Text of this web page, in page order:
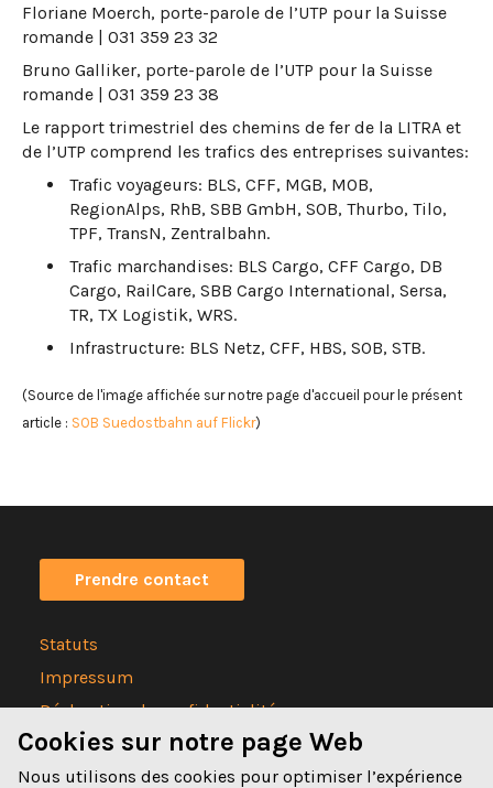
Floriane Moerch, porte-parole de l’UTP pour la Suisse
romande | 031 359 23 32
Bruno Galliker, porte-parole de l’UTP pour la Suisse
romande | 031 359 23 38
Le rapport trimestriel des chemins de fer de la LITRA et
de l’UTP comprend les trafics des entreprises suivantes:
Trafic voyageurs: BLS, CFF, MGB, MOB,
RegionAlps, RhB, SBB GmbH, SOB, Thurbo, Tilo,
TPF, TransN, Zentralbahn.
Trafic marchandises: BLS Cargo, CFF Cargo, DB
Cargo, RailCare, SBB Cargo International, Sersa,
TR, TX Logistik, WRS.
Infrastructure: BLS Netz, CFF, HBS, SOB, STB.
(Source de l'image affichée sur notre page d'accueil pour le présent
article : SOB Suedostbahn auf Flickr)
Prendre contact
Statuts
Impressum
Déclaration de confidentialité
Cookies sur notre page Web
Nous utilisons des cookies pour optimiser l’expérience